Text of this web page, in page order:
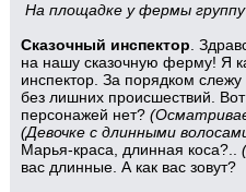
На площадке у фермы
Сказочный инспектор .
на нашу сказочную ферму! Я
инспектор. За порядком
без лишних происшествий.
персонажей нет?
(Девочке с длинными
Марья-краса, длинная коса?..
вас длинные. А как вас зовут?